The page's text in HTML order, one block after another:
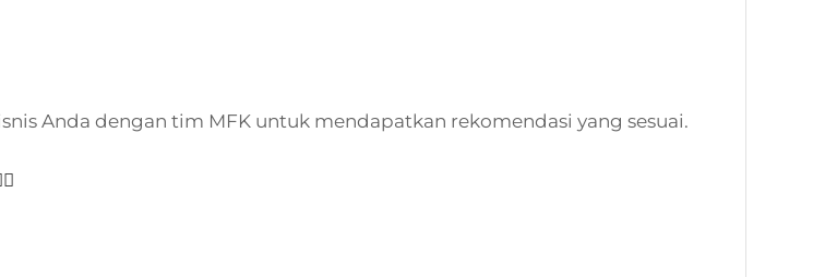
Anda dengan tim MFK untuk mendapatkan rekomendasi yang sesuai.